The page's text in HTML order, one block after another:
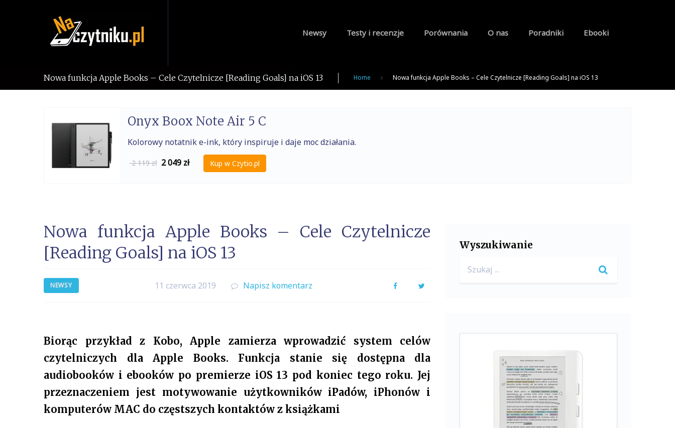
Newsy Testy i recenzje Porównania O nas Poradniki Ebooki
Nowa funkcja Apple Books – Cele Czytelnicze [Reading Goals] na iOS 13 Home Nowa funkcja Apple Books – Cele Czytelnicze [Reading Goals] na iOS 13
Onyx Boox Note Air 5 C
Kolorowy notatnik e-ink, który inspiruje i daje moc działania.
2 119 zł 2 049 zł Kup w Czytio.pl
Nowa funkcja Apple Books – Cele Czytelnicze
[Reading Goals] na iOS 13
NEWSY 11 czerwca 2019 Napisz komentarz FacebookTwitter
Biorąc przykład z Kobo, Apple zamierza wprowadzić system celów
czytelniczych dla Apple Books. Funkcja stanie się dostępna dla
audiobooków i ebooków po premierze iOS 13 pod koniec tego roku. Jej
przeznaczeniem jest motywowanie użytkowników iPadów, iPhonów i
komputerów MAC do częstszych kontaktów z książkami
Wyszukiwanie
for: